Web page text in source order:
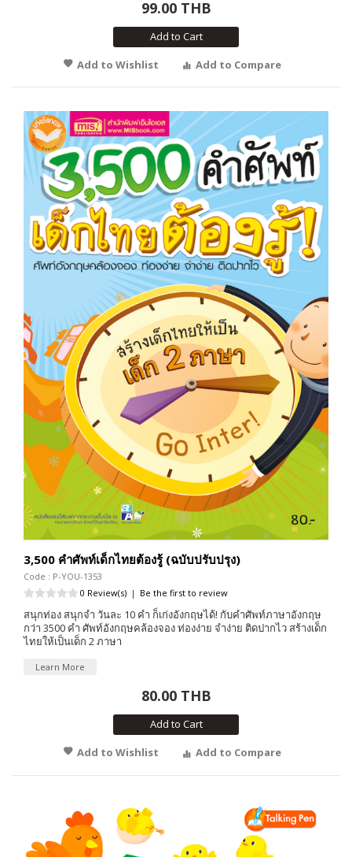
99.00 THB
Add to Cart
Add to Wishlist
Add to Compare
3,500 คำศัพท์เด็กไทยต้องรู้ (ฉบับปรับปรุง)
Code : P-YOU-1353
0 Review(s) | Be the first to review
สนุกท่อง สนุกจำ วันละ 10 คำ ก็เก่งอังกฤษได้! กับคำศัพท์ภาษาอังกฤษ
กว่า 3500 คำ ศัพท์อังกฤษคล้องจอง ท่องง่าย จำง่าย ติดปากไว สร้างเด็ก
ไทยให้เป็นเด็ก 2 ภาษา
Learn More
80.00 THB
Add to Cart
Add to Wishlist
Add to Compare